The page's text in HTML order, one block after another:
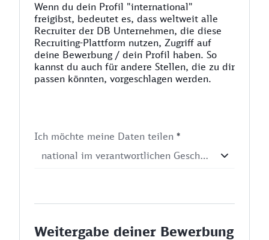
Wenn du dein Profil "international"
freigibst, bedeutet es, dass weltweit alle
Recruiter der DB Unternehmen, die diese
Recruiting-Plattform nutzen, Zugriff auf
deine Bewerbung / dein Profil haben. So
kannst du auch für andere Stellen, die zu dir
passen könnten, vorgeschlagen werden.
Ich möchte meine Daten teilen *
Weitergabe deiner Bewerbung